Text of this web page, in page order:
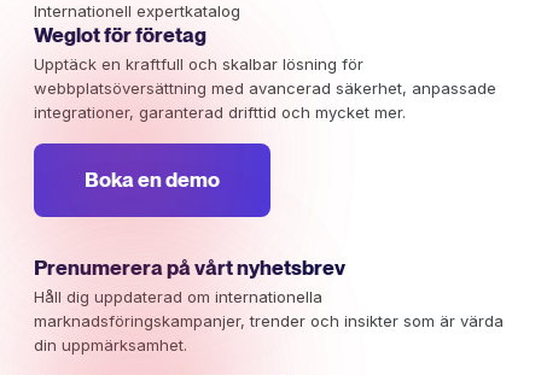
Internationell expertkatalog
Weglot för företag
Upptäck en kraftfull och skalbar lösning för
webbplatsöversättning med avancerad säkerhet, anpassade
integrationer, garanterad drifttid och mycket mer.
Boka en demo
Prenumerera på vårt nyhetsbrev
Håll dig uppdaterad om internationella
marknadsföringskampanjer, trender och insikter som är värda
din uppmärksamhet.